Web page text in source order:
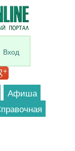
Вход
Афиша